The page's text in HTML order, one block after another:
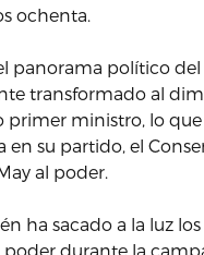
ochenta.
panorama político
transformado al
primer ministro, lo que
en su partido, el
al poder.
ha sacado a la luz
durante la